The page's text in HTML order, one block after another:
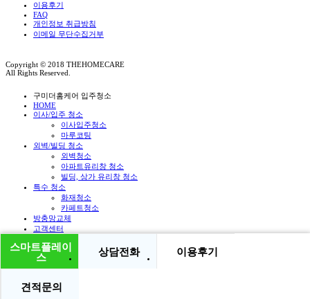
스마트플레이
스
상담전화 이용후기
견적문의
이용후기
FAQ
개인정보 취급방침
이메일 무단수집거부
Copyright © 2018 THEHOMECARE
All Rights Reserved.
구미더홈케어 입주청소
HOME
이사/입주 청소
이사입주청소
마루코팅
외벽/빌딩 청소
외벽청소
아파트유리창 청소
빌딩, 상가 유리창 청소
특수 청소
화재청소
카페트청소
방충망교체
고객센터
자주묻는질문
크리닝갤러리
이용후기
회사소개